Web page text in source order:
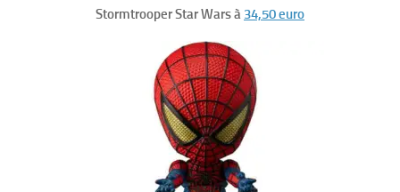
Stormtrooper Star Wars à 34,50 euro